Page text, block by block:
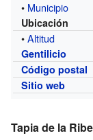
• Municipio
Ubicación
•Altitud
Gentilicio
Código postal
Sitio web
Tapia de la